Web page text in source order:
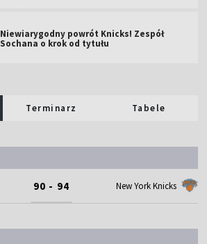
Niewiarygodny powrót Knicks! Zespół
Sochana o krok od tytułu
Terminarz Tabele
90 - 94 New York Knicks